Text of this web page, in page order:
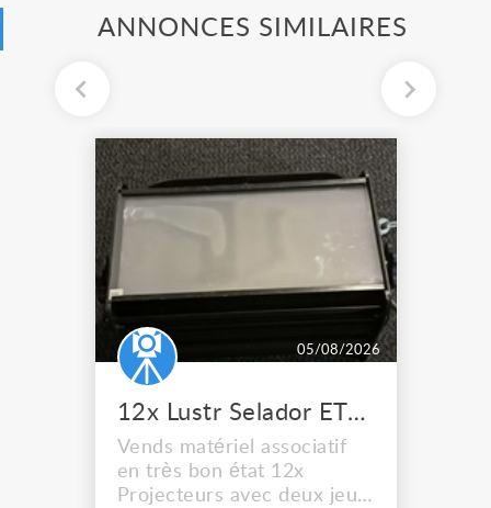
ANNONCES SIMILAIRES
05/08/2026
12x Lustr Selador ETC Led 7x colors filtres
Vends matériel associatif
en très bon état 12x
Projecteurs avec deux jeux